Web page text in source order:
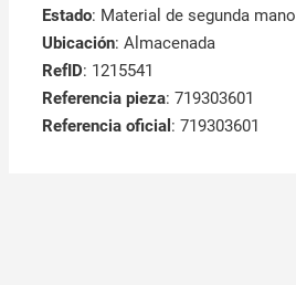
Estado: Material de segunda mano
Ubicación: Almacenada
RefID: 1215541
Referencia pieza: 719303601
Referencia oficial : 719303601